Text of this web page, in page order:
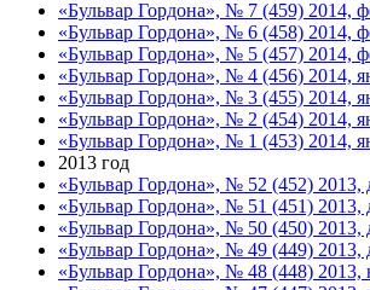
«Бульвар Гордона», № 7 (459) 2014,
«Бульвар Гордона», № 6 (458) 2014,
«Бульвар Гордона», № 5 (457) 2014,
«Бульвар Гордона», № 4 (456) 2014,
«Бульвар Гордона», № 3 (455) 2014,
«Бульвар Гордона», № 2 (454) 2014,
«Бульвар Гордона», № 1 (453) 2014,
2013 год
«Бульвар Гордона», № 52 (452) 2013,
«Бульвар Гордона», № 51 (451) 2013,
«Бульвар Гордона», № 50 (450) 2013,
«Бульвар Гордона», № 49 (449) 2013,
«Бульвар Гордона», № 48 (448) 2013,